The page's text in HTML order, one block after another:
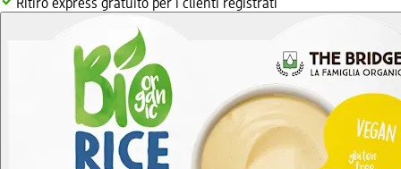
Ritiro express gratuito per i clienti registrati